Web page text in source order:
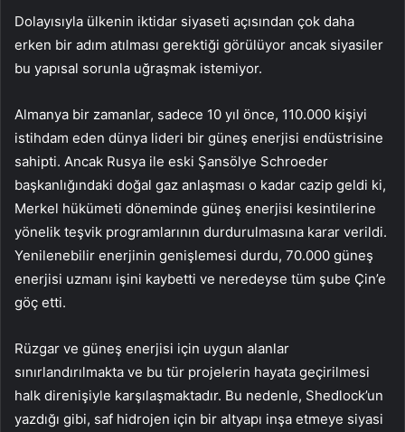
Dolayısıyla ülkenin iktidar siyaseti açısından çok daha
erken bir adım atılması gerektiği görülüyor ancak siyasiler
bu yapısal sorunla uğraşmak istemiyor.
Almanya bir zamanlar, sadece 10 yıl önce, 110.000 kişiyi
istihdam eden dünya lideri bir güneş enerjisi endüstrisine
sahipti. Ancak Rusya ile eski Şansölye Schroeder
başkanlığındaki doğal gaz anlaşması o kadar cazip geldi ki,
Merkel hükümeti döneminde güneş enerjisi kesintilerine
yönelik teşvik programlarının durdurulmasına karar verildi.
Yenilenebilir enerjinin genişlemesi durdu, 70.000 güneş
enerjisi uzmanı işini kaybetti ve neredeyse tüm şube Çin’e
göç etti.
Rüzgar ve güneş enerjisi için uygun alanlar
sınırlandırılmakta ve bu tür projelerin hayata geçirilmesi
halk direnişiyle karşılaşmaktadır. Bu nedenle, Shedlock’un
yazdığı gibi, saf hidrojen için bir altyapı inşa etmeye siyasi